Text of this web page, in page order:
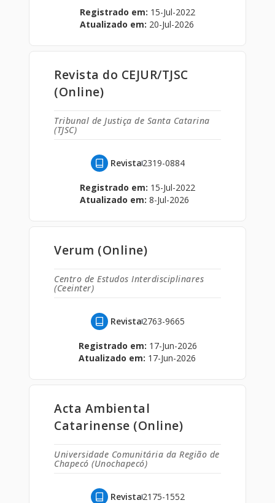
Registrado em: 15-Jul-2022
Atualizado em: 20-Jul-2026
Revista do CEJUR/TJSC
(Online)
Tribunal de Justiça de Santa Catarina
(TJSC)
Revista2319-0884
Registrado em: 15-Jul-2022
Atualizado em: 8-Jul-2026
Verum (Online)
Centro de Estudos Interdisciplinares
(Ceeinter)
Revista2763-9665
Registrado em: 17-Jun-2026
Atualizado em: 17-Jun-2026
Acta Ambiental
Catarinense (Online)
Universidade Comunitária da Região de
Chapecó (Unochapecó)
Revista2175-1552